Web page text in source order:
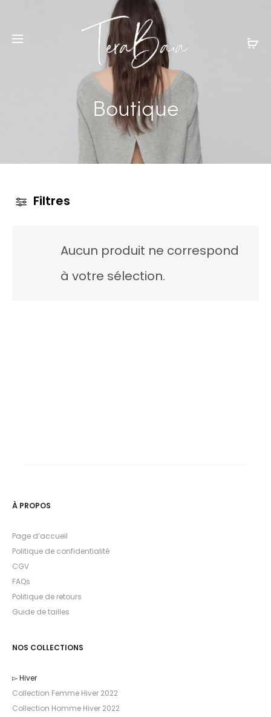
Boutique
Filtres
Aucun produit ne correspond
à votre sélection.
À PROPOS
Page d’accueil
Politique de confidentialité
CGV
FAQs
Politique de retours
Guide de tailles
NOS COLLECTIONS
▻ Hiver
Collection Femme Hiver 2022
Collection Homme Hiver 2022